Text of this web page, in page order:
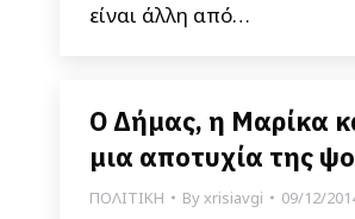
είναι άλλη από…
Ο Δήμας, η Μαρίκα
μια αποτυχία της
ΠΟΛΙΤΙΚΗ Byxrisiavgi 09/12/